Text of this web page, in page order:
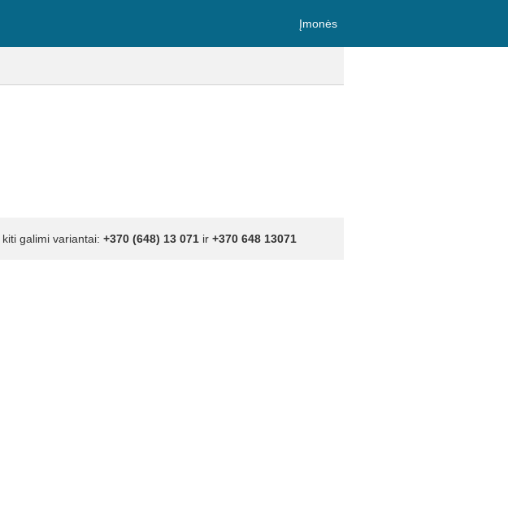
Įmonės
kiti galimi variantai: +370 (648) 13 071 ir +370 648 13071